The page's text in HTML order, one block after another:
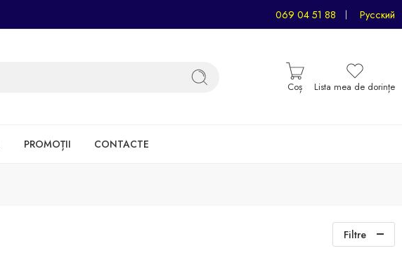
069 04 51 88 Русский
Coș Lista mea de dorințe
PROMOȚII CONTACTE
Filtre